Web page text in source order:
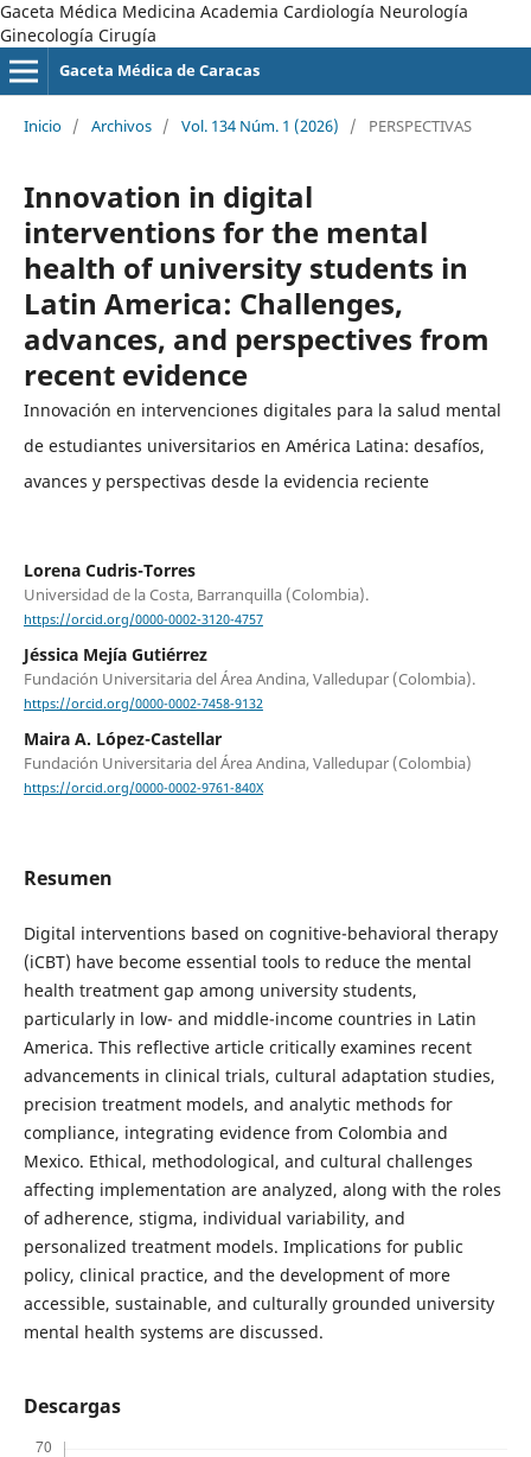
Gaceta Médica Medicina Academia Cardiología Neurología
Ginecología Cirugía
Gaceta Médica de Caracas
Inicio / Archivos / Vol. 134 Núm. 1 (2026) / PERSPECTIVAS
Innovation in digital
interventions for the mental
health of university students in
Latin America: Challenges,
advances, and perspectives from
recent evidence
Innovación en intervenciones digitales para la salud mental
de estudiantes universitarios en América Latina: desafíos,
avances y perspectivas desde la evidencia reciente
Lorena Cudris-Torres
Universidad de la Costa, Barranquilla (Colombia).
https://orcid.org/0000-0002-3120-4757
Jéssica Mejía Gutiérrez
Fundación Universitaria del Área Andina, Valledupar (Colombia).
https://orcid.org/0000-0002-7458-9132
Maira A. López-Castellar
Fundación Universitaria del Área Andina, Valledupar (Colombia)
https://orcid.org/0000-0002-9761-840X
Resumen
Digital interventions based on cognitive-behavioral therapy
(iCBT) have become essential tools to reduce the mental
health treatment gap among university students,
particularly in low- and middle-income countries in Latin
America. This reflective article critically examines recent
advancements in clinical trials, cultural adaptation studies,
precision treatment models, and analytic methods for
compliance, integrating evidence from Colombia and
Mexico. Ethical, methodological, and cultural challenges
affecting implementation are analyzed, along with the roles
of adherence, stigma, individual variability, and
personalized treatment models. Implications for public
policy, clinical practice, and the development of more
accessible, sustainable, and culturally grounded university
mental health systems are discussed.
Descargas